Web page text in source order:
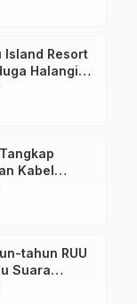
Island Resort
Halangi
Kabel
tahun RUU
Suara